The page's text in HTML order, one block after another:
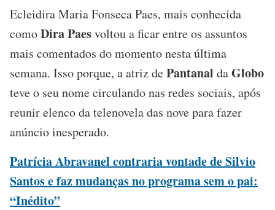
Ecleidira Maria Fonseca Paes, mais conhecida
comoDira Paesvoltou a ficar entre os assuntos
mais comentados do momento nesta última
semana. Isso porque, a atriz dePantanal daGlobo
teve o seu nome circulando nas redes sociais, após
reunir elenco da telenovela das nove para fazer
anúncio inesperado.
Patrícia Abravanel contraria vontade de Silvio
Santos e faz mudanças no programa sem o pai:
“Inédito”